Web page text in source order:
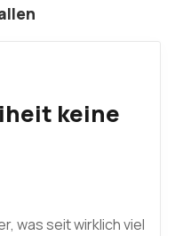
keine
was seit wirklich viel